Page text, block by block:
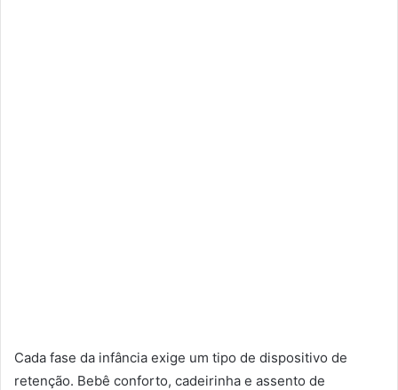
Cada fase da infância exige um tipo de dispositivo de
retenção. Bebê conforto, cadeirinha e assento de